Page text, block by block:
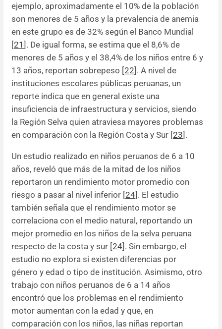
ejemplo, aproximadamente el 10% de la población
son menores de 5 años y la prevalencia de anemia
en este grupo es de 32% según el Banco Mundial
[21 ]. De igual forma, se estima que el 8,6% de
menores de 5 años y el 38,4% de los niños entre 6 y
13 años, reportan sobrepeso [22]. A nivel de
instituciones escolares públicas peruanas, un
reporte indica que en general existe una
insuficiencia de infraestructura y servicios, siendo
la Región Selva quien atraviesa mayores problemas
en comparación con la Región Costa y Sur [23].
Un estudio realizado en niños peruanos de 6 a 10
años, reveló que más de la mitad de los niños
reportaron un rendimiento motor promedio con
riesgo a pasar al nivel inferior [24]. El estudio
también señala que el rendimiento motor se
correlaciona con el medio natural, reportando un
mejor promedio en los niños de la selva peruana
respecto de la costa y sur [24]. Sin embargo, el
estudio no explora si existen diferencias por
género y edad o tipo de institución. Asimismo, otro
trabajo con niños peruanos de 6 a 14 años
encontró que los problemas en el rendimiento
motor aumentan con la edad y que, en
comparación con los niños, las niñas reportan